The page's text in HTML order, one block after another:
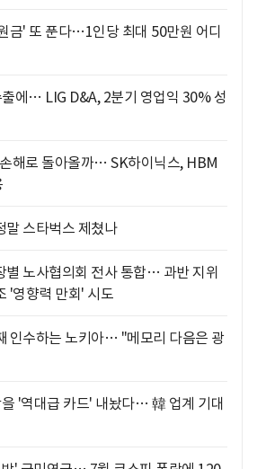
금' 또 푼다…1인당 최대 50만원 어디
에… LIG D&A, 2분기 영업익 30% 성
해로 돌아올까… SK하이닉스, HBM
말 스타벅스 제쳤나
별 노사협의회 전사 통합… 과반 지위
'영향력 만회' 시도
인수하는 노키아… "메모리 다음은 광
'역대급 카드' 내놨다… 韓 업계 기대